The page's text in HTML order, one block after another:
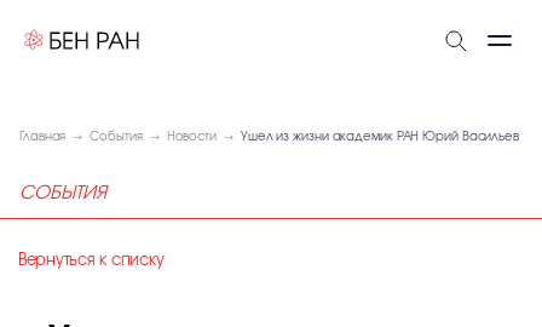
Главная События Новости Ушел из жизни академик РАН Юрий Васильев
СОБЫТИЯ
Вернуться к списку